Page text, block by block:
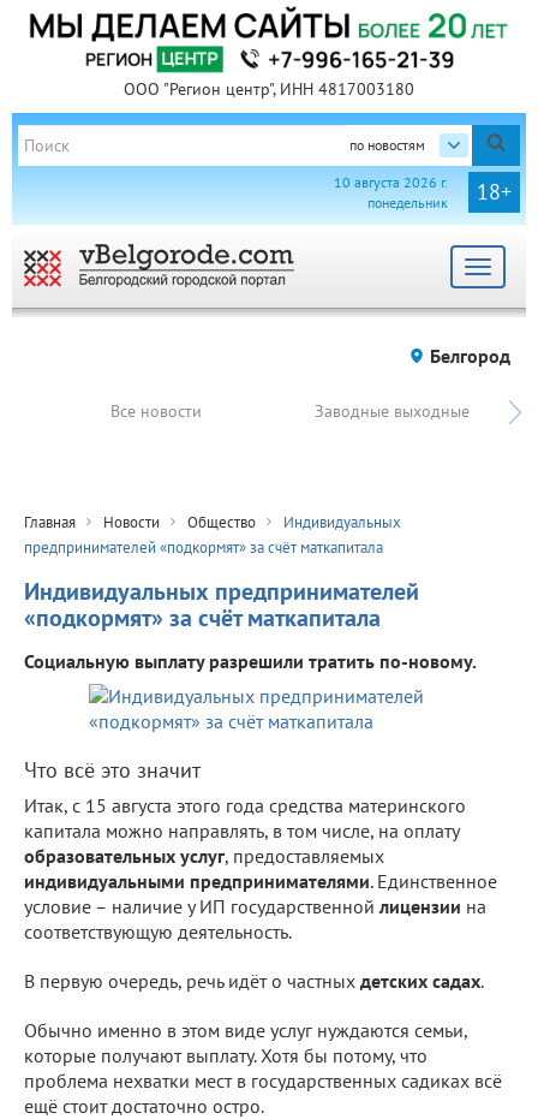
ООО "Регион центр", ИНН 4817003180
по новостям
18+
10 августа 2026 г.
понедельник
Toggle
Белгород
Все новости Заводные выходные
Главная Новости Общество
Индивидуальных
предпринимателей «подкормят» за счёт маткапитала
Индивидуальных предпринимателей
«подкормят» за счёт маткапитала
Социальную выплату разрешили тратить по-новому.
Что всё это значит
Итак, с 15 августа этого года средства материнского
капитала можно направлять, в том числе, на оплату
образовательных услуг, предоставляемых
индивидуальными предпринимателями. Единственное
условие – наличие у ИП государственной лицензии на
соответствующую деятельность.
В первую очередь, речь идёт о частных детских садах.
Обычно именно в этом виде услуг нуждаются семьи,
которые получают выплату. Хотя бы потому, что
проблема нехватки мест в государственных садиках всё
ещё стоит достаточно остро.